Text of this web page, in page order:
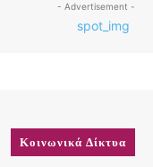
- Advertisement -
Κοινωνικά Δίκτυα